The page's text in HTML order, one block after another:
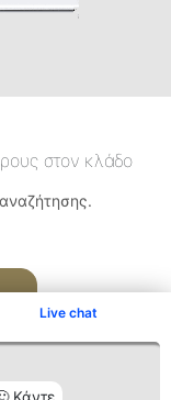
Live chat
στον κλάδο